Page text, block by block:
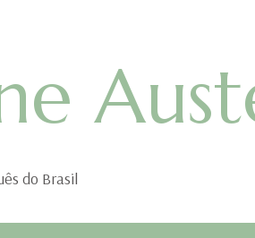
do Brasil